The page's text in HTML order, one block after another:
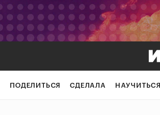
ПОДЕЛИТЬСЯ СДЕЛАЛА НАУЧИТЬСЯ